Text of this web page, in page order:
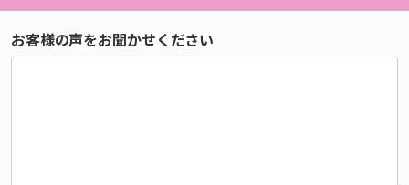
お客様の声をお聞かせください